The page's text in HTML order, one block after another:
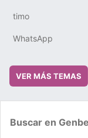
timo
WhatsApp
VER MÁS TEMAS